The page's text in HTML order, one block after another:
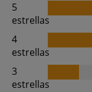
5
estrellas
4
estrellas
3
estrellas